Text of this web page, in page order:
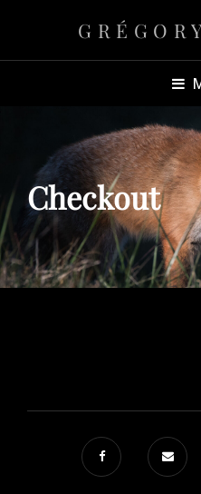
Checkout